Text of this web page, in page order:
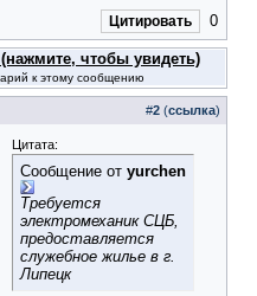
Цитировать 0
чтобы увидеть)
к этому сообщению
#2 (ссылка)
Цитата:
Сообщение от yurchen
Требуется
электромеханик СЦБ,
предоставляется
служебное жилье в г.
Липецк